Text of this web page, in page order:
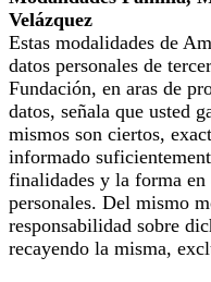
Velázquez
Estas modalidades de
datos personales de
Fundación, en aras de
datos, señala que usted
mismos son ciertos,
informado
finalidades y la forma en
personales. Del mismo
responsabilidad sobre
recayendo la misma,